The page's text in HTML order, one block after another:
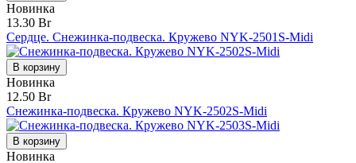
Новинка
13.30 Br
Сердце. Снежинка-подвеска. Кружево NYK-2501S-Midi
В корзину
Новинка
12.50 Br
Снежинка-подвеска. Кружево NYK-2502S-Midi
В корзину
Новинка